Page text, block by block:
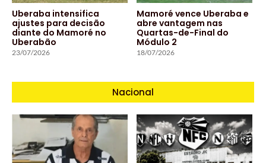
Uberaba intensifica
ajustes para decisão
diante do Mamoré no
Uberabão
23/07/2026
Mamoré vence Uberaba e
abre vantagem nas
Quartas-de-Final do
Módulo 2
18/07/2026
Nacional